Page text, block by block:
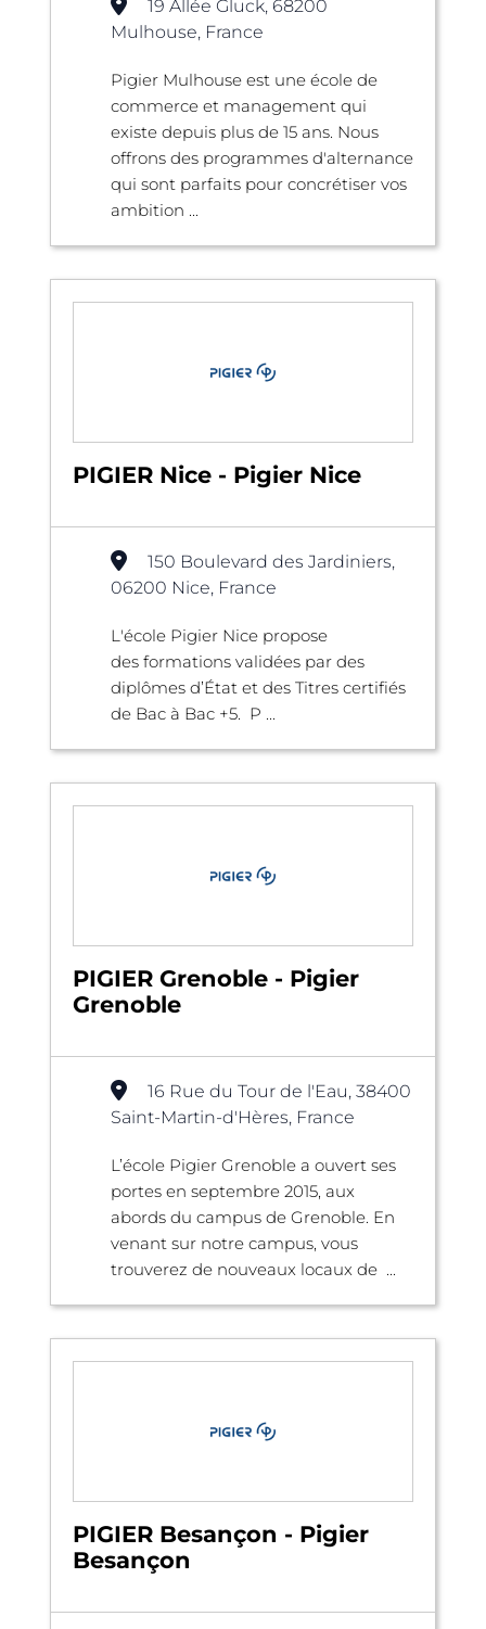
19 Allée Gluck, 68200
Mulhouse, France
Pigier Mulhouse est une école de
commerce et management qui
existe depuis plus de 15 ans. Nous
offrons des programmes d'alternance
qui sont parfaits pour concrétiser vos
ambition ...
PIGIER Nice - Pigier Nice
150 Boulevard des Jardiniers,
06200 Nice, France
L'école Pigier Nice propose
des formations validées par des
diplômes d’État et des Titres certifiés
de Bac à Bac +5. P ...
PIGIER Grenoble - Pigier
Grenoble
16 Rue du Tour de l'Eau, 38400
Saint-Martin-d'Hères, France
L’école Pigier Grenoble a ouvert ses
portes en septembre 2015, aux
abords du campus de Grenoble. En
venant sur notre campus, vous
trouverez de nouveaux locaux de ...
PIGIER Besançon - Pigier
Besançon